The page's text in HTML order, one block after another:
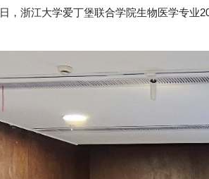
日，浙江大学爱丁堡联合学院生物医学专业